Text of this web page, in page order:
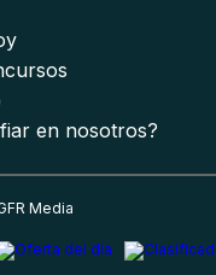
en nosotros?
Media